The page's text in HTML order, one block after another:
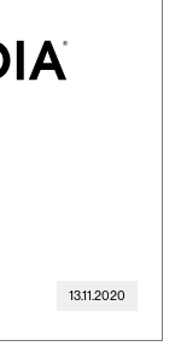
13.11.2020